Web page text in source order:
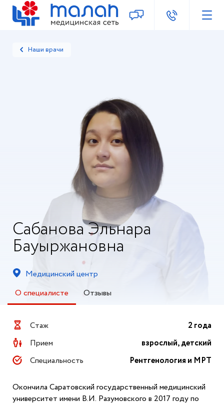
Наши врачи
Сабанова Эльнара
Бауыржановна
Медицинский центр
О специалисте
Отзывы
Стаж
2 года
Прием
взрослый, детский
Специальность
Рентгенология и МРТ
Окончила Саратовский государственный медицинский
университет имени В.И. Разумовского в 2017 году по